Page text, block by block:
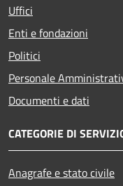
Uffici
Enti e fondazioni
Politici
Personale
Documenti e dati
CATEGORIE DI
Anagrafe e stato civile